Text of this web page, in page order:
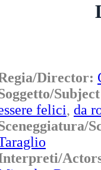
Director:
felici, da